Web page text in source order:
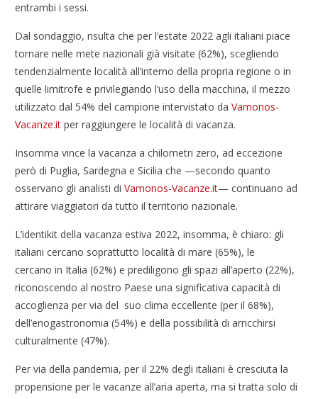
entrambi i sessi.
Dal sondaggio, risulta che per l’estate 2022 agli italiani piace
tornare nelle mete nazionali già visitate (62%), scegliendo
tendenzialmente località all’interno della propria regione o in
quelle limitrofe e privilegiando l’uso della macchina, il mezzo
utilizzato dal 54% del campione intervistato daVamonos-
Vacanze.it per raggiungere le località di vacanza.
Insomma vince la vacanza a chilometri zero, ad eccezione
però di Puglia, Sardegna e Sicilia che —secondo quanto
osservano gli analisti diVamonos-Vacanze.it— continuano ad
attirare viaggiatori da tutto il territorio nazionale.
L’identikit della vacanza estiva 2022, insomma, è chiaro: gli
italiani cercano soprattutto località di mare (65%), le
cercano in Italia (62%) e prediligono gli spazi all’aperto (22%),
riconoscendo al nostro Paese una significativa capacità di
accoglienza per via del suo clima eccellente (per il 68%),
dell’enogastronomia (54%) e della possibilità di arricchirsi
culturalmente (47%).
Per via della pandemia, per il 22% degli italiani è cresciuta la
propensione per le vacanze all’aria aperta, ma si tratta solo di